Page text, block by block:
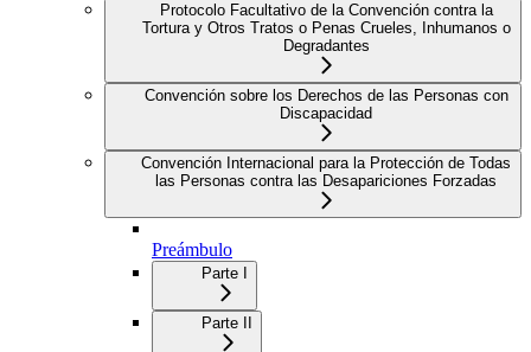
Protocolo Facultativo de la Convención contra la
Tortura y Otros Tratos o Penas Crueles, Inhumanos o
Degradantes
Convención sobre los Derechos de las Personas con
Discapacidad
Convención Internacional para la Protección de Todas
las Personas contra las Desapariciones Forzadas
Preámbulo
Parte I
Parte II